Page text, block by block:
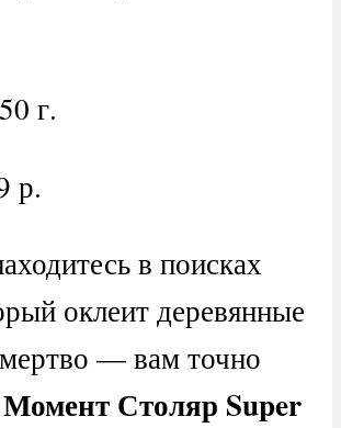
г.
р.
в поисках
оклеит деревянные
— вам точно
Момент Столяр Super